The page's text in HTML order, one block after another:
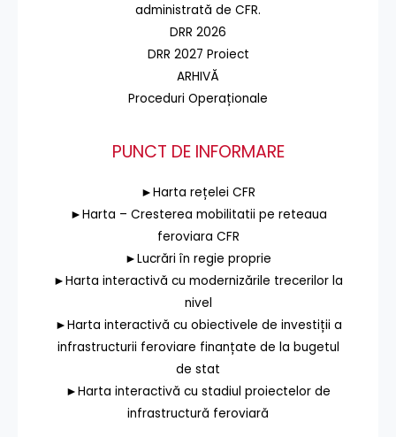
administrată de CFR.
DRR 2026
DRR 2027 Proiect
ARHIVĂ
Proceduri Operaționale
PUNCT DE INFORMARE
►Harta rețelei CFR
►Harta – Cresterea mobilitatii pe reteaua
feroviara CFR
►Lucrări în regie proprie
►Harta interactivă cu modernizările trecerilor la
nivel
►Harta interactivă cu obiectivele de investiții a
infrastructurii feroviare finanțate de la bugetul
de stat
►Harta interactivă cu stadiul proiectelor de
infrastructură feroviară